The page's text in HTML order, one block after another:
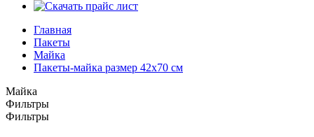
Главная
Пакеты
Майка
Пакеты-майка размер 42x70 см
Майка
Фильтры
Фильтры